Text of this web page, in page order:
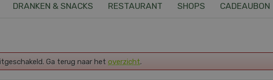
DRANKEN & SNACKS RESTAURANT SHOPS CADEAUBON
Ga terug naar het overzicht.